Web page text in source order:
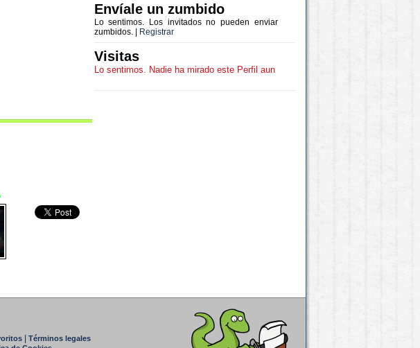
Envíale un zumbido
Lo sentimos. Los invitados no pueden enviar
zumbidos. |
Registrar
Visitas
Lo sentimos. Nadie ha mirado este Perfil aun
|
Términos legales